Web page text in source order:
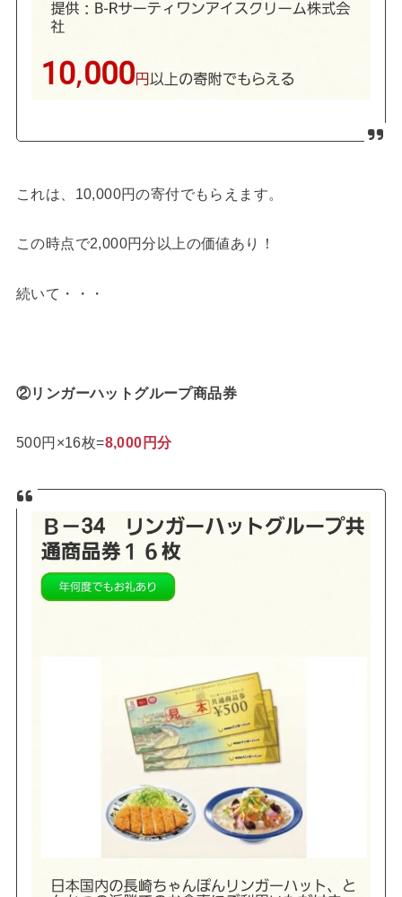
これは、10,000円の寄付でもらえます。
この時点で2,000円分以上の価値あり！
続いて・・・
②リンガーハットグループ商品券
500円×16枚=8,000円分